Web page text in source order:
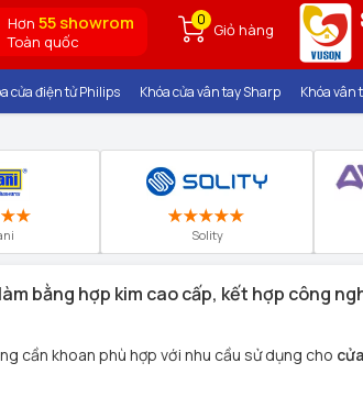
Hơn 55 showrom
Toàn quốc
0
Giỏ hàng
cửa điện tử Philips Khóa cửa vân tay Sharp Khóa vân
Solity
bằng hợp kim cao cấp, kết hợp công
cần khoan phù hợp với nhu cầu sử dụng cho